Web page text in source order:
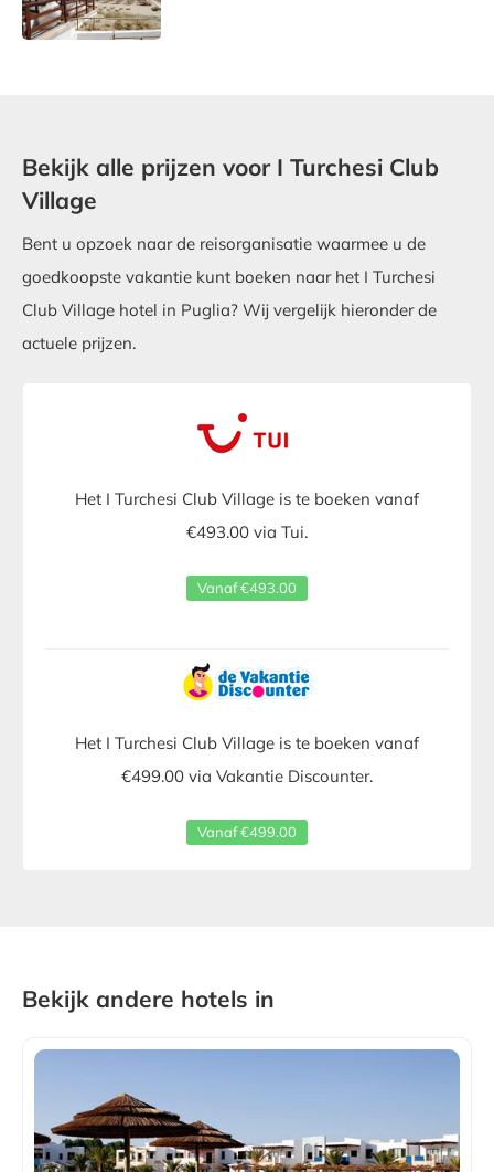
Bekijk alle prijzen voor I Turchesi Club
Village
Bent u opzoek naar de reisorganisatie waarmee u de
goedkoopste vakantie kunt boeken naar het I Turchesi
Club Village hotel in Puglia? Wij vergelijk hieronder de
actuele prijzen.
Het I Turchesi Club Village is te boeken vanaf
€493.00 via Tui.
Vanaf €493.00
Het I Turchesi Club Village is te boeken vanaf
€499.00 via Vakantie Discounter.
Vanaf €499.00
Bekijk andere hotels in